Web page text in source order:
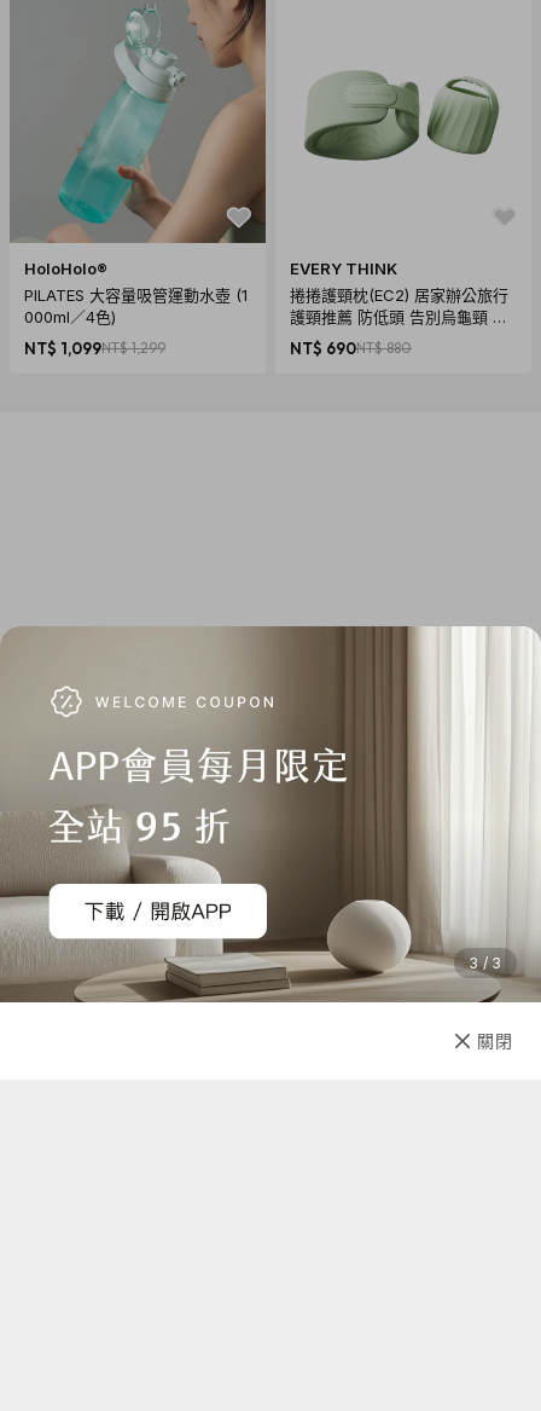
2. 商品從國外下單進口需經過以下程序：進出口報關、空運/海
預期之變數產生。若有上述變數產生，我們會在第一時間更新
國際預購商品最新訊息內的狀態與到貨日期。因突發不可抗拒
之因素，致使預購商品無法如預計時間出貨，citiesocial將保
留取消您訂單的權利，取消後也將主動辦理退款事宜。
購買須知
商品須知
2. 商品情境照為示意用，僅商品主體不包含其他配件，請以規
HoloHolo®
PILATES 大容量吸管運動水壺 (1
000ml／4色)
NT$ 1,099NT$ 1,299
EVERY THINK
捲捲護頸枕(EC2) 居家辦公旅行
護頸推薦 防低頭 告別烏龜頸 頸
椎養護 多色可選
NT$ 690NT$ 880
3 / 3
關閉